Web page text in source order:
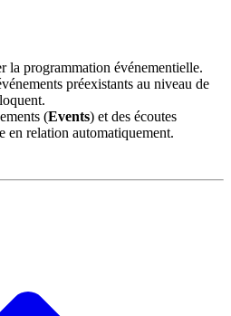
la programmation événementielle.
préexistants au niveau de
(Events) et des écoutes
en relation automatiquement.